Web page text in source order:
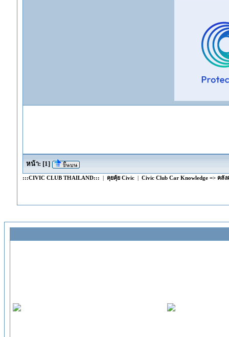
หน้า: [1]
:::CIVIC CLUB THAILAND::: | คุยคุ้ย Civic| Civic Club Car Knowledge => คลั